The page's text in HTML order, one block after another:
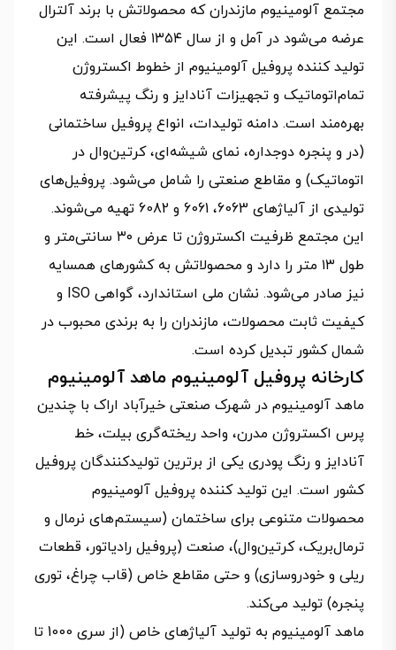
مجتمع آلومینیوم مازندران که محصولاتش با برند آلترال
عرضه می‌شود در آمل و از سال ۱۳۵۴ فعال است. این
تولید کننده پروفیل آلومینیوم از خطوط اکستروژن
تمام‌اتوماتیک و تجهیزات آنادایز و رنگ پیشرفته
بهره‌مند است. دامنه تولیدات، انواع پروفیل ساختمانی
(در و پنجره دوجداره، نمای شیشه‌ای، کرتین‌وال در
اتوماتیک) و مقاطع صنعتی را شامل می‌شود. پروفیل‌های
تولیدی از آلیاژهای 6063، 6061 و 6082 تهیه می‌شوند.
این مجتمع ظرفیت اکستروژن تا عرض ۳۰ سانتی‌متر و
طول ۱۳ متر را دارد و محصولاتش به کشورهای همسایه
نیز صادر می‌شود. نشان ملی استاندارد، گواهی ISO و
کیفیت ثابت محصولات، مازندران را به برندی محبوب در
شمال کشور تبدیل کرده است.
کارخانه پروفیل آلومینیوم ماهد آلومینیوم
ماهد آلومینیوم در شهرک صنعتی خیرآباد اراک با چندین
پرس اکستروژن مدرن، واحد ریخته‌گری بیلت، خط
آنادایز و رنگ پودری یکی از برترین تولیدکنندگان پروفیل
کشور است. این تولید کننده پروفیل آلومینیوم
محصولات متنوعی برای ساختمان (سیستم‌های نرمال و
ترمال‌بریک، کرتین‌وال)، صنعت (پروفیل رادیاتور، قطعات
ریلی و خودروسازی) و حتی مقاطع خاص (قاب چراغ، توری
پنجره) تولید می‌کند.
ماهد آلومینیوم به تولید آلیاژهای خاص (از سری 1000 تا